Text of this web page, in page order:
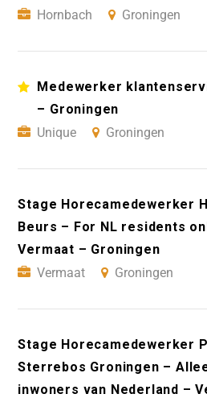
Hornbach
Groningen
Medewerker
– Groningen
Unique
Groningen
Stage Horecamedewerker
Beurs – For NL residents
Vermaat – Groningen
Vermaat
Groningen
Stage Horecamedewerker
Sterrebos Groningen –
inwoners van Nederland –